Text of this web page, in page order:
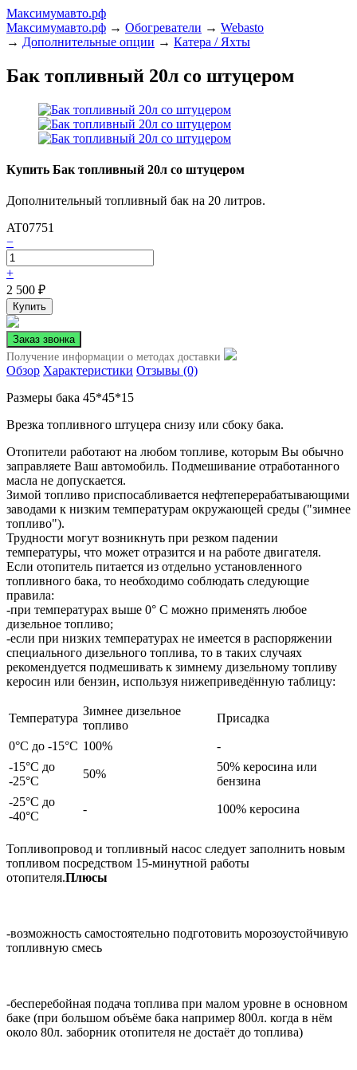
Максимумавто.рф
Максимумавто.рф → Обогреватели → Webasto
→ Дополнительные опции → Катера / Яхты
Бак топливный 20л со штуцером
Купить Бак топливный 20л со штуцером
Дополнительный топливный бак на 20 литров.
AT07751
−
+
2 500 ₽
Получение информации о методах доставки
Обзор Характеристики Отзывы (0)
Размеры бака 45*45*15
Врезка топливного штуцера снизу или сбоку бака.
Отопители работают на любом топливе, которым Вы обычно
заправляете Ваш автомобиль. Подмешивание отработанного
масла не допускается.
Зимой топливо приспосабливается нефтеперерабатывающими
заводами к низким температурам окружающей среды ("зимнее
топливо").
Трудности могут возникнуть при резком падении
температуры, что может отразится и на работе двигателя.
Если отопитель питается из отдельно установленного
топливного бака, то необходимо соблюдать следующие
правила:
-при температурах выше 0° С можно применять любое
дизельное топливо;
-если при низких температурах не имеется в распоряжении
специального дизельного топлива, то в таких случаях
рекомендуется подмешивать к зимнему дизельному топливу
керосин или бензин, используя нижеприведённую таблицу:
Температура
Зимнее дизельное
топливо
Присадка
0°С до -15°С 100%
-
-15°С до
-25°С
50%
50% керосина или
бензина
-25°С до
-40°С
- 100% керосина
Топливопровод и топливный насос следует заполнить новым
топливом посредством 15-минутной работы
отопителя.Плюсы
-возможность самостоятельно подготовить морозоустойчивую
топливную смесь
-бесперебойная подача топлива при малом уровне в основном
баке (при большом объёме бака например 800л. когда в нём
около 80л. заборник отопителя не достаёт до топлива)